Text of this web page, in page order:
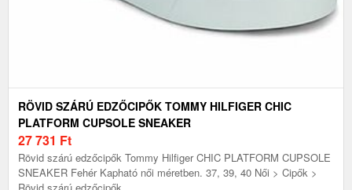
RÖVID SZÁRÚ EDZŐCIPŐK TOMMY HILFIGER CHIC
PLATFORM CUPSOLE SNEAKER
27 731 Ft
Rövid szárú edzőcipők Tommy Hilfiger CHIC PLATFORM CUPSOLE
SNEAKER Fehér Kapható női méretben. 37, 39, 40 Női > Cipők >